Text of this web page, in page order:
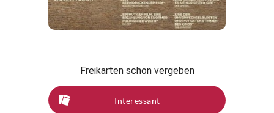
Freikarten schon vergeben
Interessant